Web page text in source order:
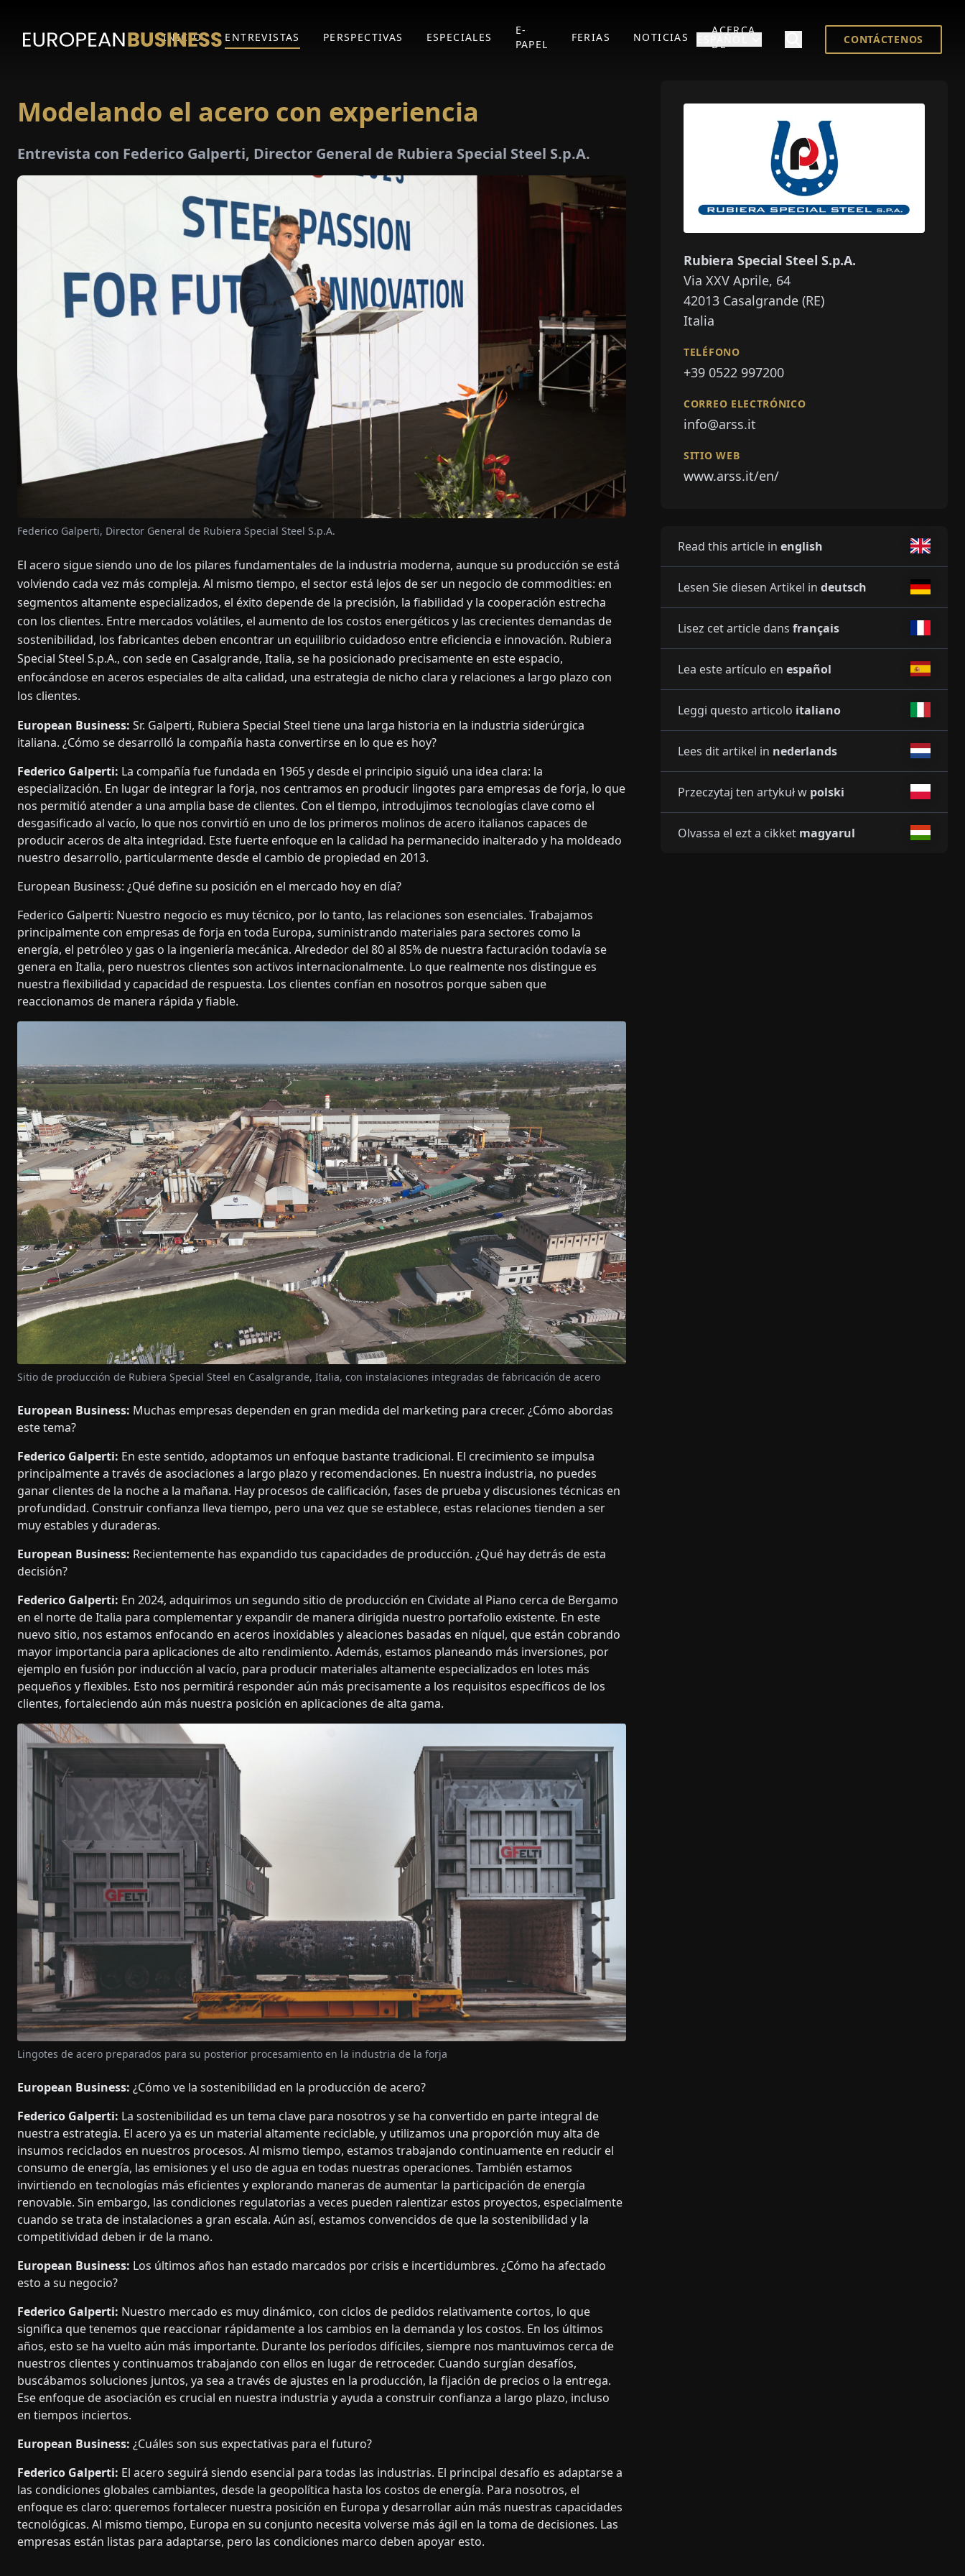
INICIO ENTREVISTAS PERSPECTIVAS ESPECIALES
E-
PAPEL
FERIAS NOTICIAS
ACERCA
DE
CONTÁCTENOS
Modelando el acero con experiencia
Entrevista con Federico Galperti, Director General de Rubiera Special Steel S.p.A.
Federico Galperti, Director General de Rubiera Special Steel S.p.A.
El acero sigue siendo uno de los pilares fundamentales de la industria moderna, aunque su producción se está
volviendo cada vez más compleja. Al mismo tiempo, el sector está lejos de ser un negocio de commodities: en
segmentos altamente especializados, el éxito depende de la precisión, la fiabilidad y la cooperación estrecha
con los clientes. Entre mercados volátiles, el aumento de los costos energéticos y las crecientes demandas de
sostenibilidad, los fabricantes deben encontrar un equilibrio cuidadoso entre eficiencia e innovación. Rubiera
Special Steel S.p.A., con sede en Casalgrande, Italia, se ha posicionado precisamente en este espacio,
enfocándose en aceros especiales de alta calidad, una estrategia de nicho clara y relaciones a largo plazo con
los clientes.
European Business: Sr. Galperti, Rubiera Special Steel tiene una larga historia en la industria siderúrgica
italiana. ¿Cómo se desarrolló la compañía hasta convertirse en lo que es hoy?
Federico Galperti: La compañía fue fundada en 1965 y desde el principio siguió una idea clara: la
especialización. En lugar de integrar la forja, nos centramos en producir lingotes para empresas de forja, lo que
nos permitió atender a una amplia base de clientes. Con el tiempo, introdujimos tecnologías clave como el
desgasificado al vacío, lo que nos convirtió en uno de los primeros molinos de acero italianos capaces de
producir aceros de alta integridad. Este fuerte enfoque en la calidad ha permanecido inalterado y ha moldeado
nuestro desarrollo, particularmente desde el cambio de propiedad en 2013.
European Business: ¿Qué define su posición en el mercado hoy en día?
Federico Galperti: Nuestro negocio es muy técnico, por lo tanto, las relaciones son esenciales. Trabajamos
principalmente con empresas de forja en toda Europa, suministrando materiales para sectores como la
energía, el petróleo y gas o la ingeniería mecánica. Alrededor del 80 al 85% de nuestra facturación todavía se
genera en Italia, pero nuestros clientes son activos internacionalmente. Lo que realmente nos distingue es
nuestra flexibilidad y capacidad de respuesta. Los clientes confían en nosotros porque saben que
reaccionamos de manera rápida y fiable.
Sitio de producción de Rubiera Special Steel en Casalgrande, Italia, con instalaciones integradas de fabricación de acero
European Business: Muchas empresas dependen en gran medida del marketing para crecer. ¿Cómo abordas
este tema?
Federico Galperti: En este sentido, adoptamos un enfoque bastante tradicional. El crecimiento se impulsa
principalmente a través de asociaciones a largo plazo y recomendaciones. En nuestra industria, no puedes
ganar clientes de la noche a la mañana. Hay procesos de calificación, fases de prueba y discusiones técnicas en
profundidad. Construir confianza lleva tiempo, pero una vez que se establece, estas relaciones tienden a ser
muy estables y duraderas.
European Business: Recientemente has expandido tus capacidades de producción. ¿Qué hay detrás de esta
decisión?
Federico Galperti: En 2024, adquirimos un segundo sitio de producción en Cividate al Piano cerca de Bergamo
en el norte de Italia para complementar y expandir de manera dirigida nuestro portafolio existente. En este
nuevo sitio, nos estamos enfocando en aceros inoxidables y aleaciones basadas en níquel, que están cobrando
mayor importancia para aplicaciones de alto rendimiento. Además, estamos planeando más inversiones, por
ejemplo en fusión por inducción al vacío, para producir materiales altamente especializados en lotes más
pequeños y flexibles. Esto nos permitirá responder aún más precisamente a los requisitos específicos de los
clientes, fortaleciendo aún más nuestra posición en aplicaciones de alta gama.
Lingotes de acero preparados para su posterior procesamiento en la industria de la forja
European Business: ¿Cómo ve la sostenibilidad en la producción de acero?
Federico Galperti: La sostenibilidad es un tema clave para nosotros y se ha convertido en parte integral de
nuestra estrategia. El acero ya es un material altamente reciclable, y utilizamos una proporción muy alta de
insumos reciclados en nuestros procesos. Al mismo tiempo, estamos trabajando continuamente en reducir el
consumo de energía, las emisiones y el uso de agua en todas nuestras operaciones. También estamos
invirtiendo en tecnologías más eficientes y explorando maneras de aumentar la participación de energía
renovable. Sin embargo, las condiciones regulatorias a veces pueden ralentizar estos proyectos, especialmente
cuando se trata de instalaciones a gran escala. Aún así, estamos convencidos de que la sostenibilidad y la
competitividad deben ir de la mano.
European Business: Los últimos años han estado marcados por crisis e incertidumbres. ¿Cómo ha afectado
esto a su negocio?
Federico Galperti: Nuestro mercado es muy dinámico, con ciclos de pedidos relativamente cortos, lo que
significa que tenemos que reaccionar rápidamente a los cambios en la demanda y los costos. En los últimos
años, esto se ha vuelto aún más importante. Durante los períodos difíciles, siempre nos mantuvimos cerca de
nuestros clientes y continuamos trabajando con ellos en lugar de retroceder. Cuando surgían desafíos,
buscábamos soluciones juntos, ya sea a través de ajustes en la producción, la fijación de precios o la entrega.
Ese enfoque de asociación es crucial en nuestra industria y ayuda a construir confianza a largo plazo, incluso
en tiempos inciertos.
European Business: ¿Cuáles son sus expectativas para el futuro?
Federico Galperti: El acero seguirá siendo esencial para todas las industrias. El principal desafío es adaptarse a
las condiciones globales cambiantes, desde la geopolítica hasta los costos de energía. Para nosotros, el
enfoque es claro: queremos fortalecer nuestra posición en Europa y desarrollar aún más nuestras capacidades
tecnológicas. Al mismo tiempo, Europa en su conjunto necesita volverse más ágil en la toma de decisiones. Las
empresas están listas para adaptarse, pero las condiciones marco deben apoyar esto.
Rubiera Special Steel S.p.A.
Via XXV Aprile, 64
42013 Casalgrande (RE)
Italia
TELÉFONO
+39 0522 997200
CORREO ELECTRÓNICO
info@arss.it
SITIO WEB
www.arss.it/en/
Read this article in english
Lesen Sie diesen Artikel in deutsch
Lisez cet article dans français
Lea este artículo en español
Leggi questo articolo italiano
Lees dit artikel in nederlands
Przeczytaj ten artykuł w polski
Olvassa el ezt a cikket magyarul